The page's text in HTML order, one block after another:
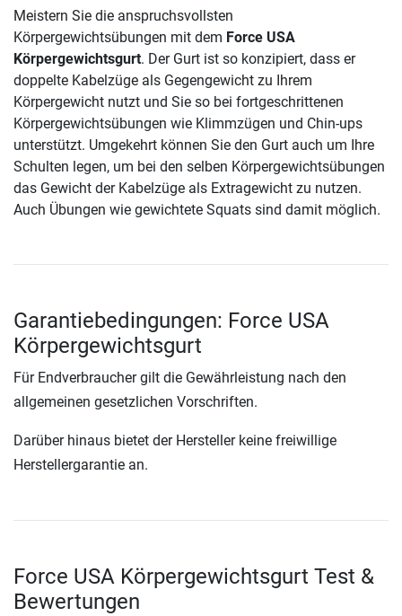
Meistern Sie die anspruchsvollsten
Körpergewichtsübungen mit dem Force USA
Körpergewichtsgurt. Der Gurt ist so konzipiert, dass er
doppelte Kabelzüge als Gegengewicht zu Ihrem
Körpergewicht nutzt und Sie so bei fortgeschrittenen
Körpergewichtsübungen wie Klimmzügen und Chin-ups
unterstützt. Umgekehrt können Sie den Gurt auch um Ihre
Schulten legen, um bei den selben Körpergewichtsübungen
das Gewicht der Kabelzüge als Extragewicht zu nutzen.
Auch Übungen wie gewichtete Squats sind damit möglich.
Garantiebedingungen: Force USA
Körpergewichtsgurt
Für Endverbraucher gilt die Gewährleistung nach den
allgemeinen gesetzlichen Vorschriften.
Darüber hinaus bietet der Hersteller keine freiwillige
Herstellergarantie an.
Force USA Körpergewichtsgurt Test &
Bewertungen